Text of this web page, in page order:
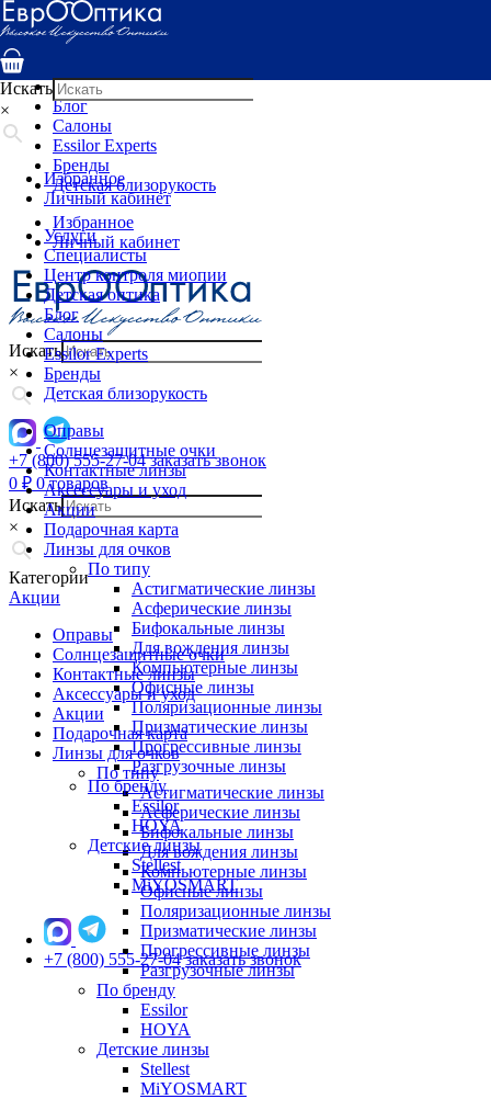
Услуги
Специалисты
Детская оптика
Блог
Салоны
Essilor Experts
Бренды
Детская близорукость
Избранное
Личный кабинет
Искать
×
+7 (800) 555-27-04 заказать звонок
0 ₽ 0 товаров
Искать
×
Категории
Акции
Оправы
Солнцезащитные очки
Контактные линзы
Аксессуары и уход
Акции
Подарочная карта
Линзы для очков
По типу
Астигматические линзы
Асферические линзы
Бифокальные линзы
Для вождения линзы
Компьютерные линзы
Офисные линзы
Поляризационные линзы
Призматические линзы
Прогрессивные линзы
Разгрузочные линзы
По бренду
Essilor
HOYA
Детские линзы
Stellest
MiYOSMART
Искать
×
Избранное
Личный кабинет
Услуги
Специалисты
Центр контроля миопии
Детская оптика
Блог
Салоны
Essilor Experts
Бренды
Детская близорукость
Оправы
Солнцезащитные очки
Контактные линзы
Аксессуары и уход
Акции
Подарочная карта
Линзы для очков
По типу
Астигматические линзы
Асферические линзы
Бифокальные линзы
Для вождения линзы
Компьютерные линзы
Офисные линзы
Поляризационные линзы
Призматические линзы
Прогрессивные линзы
Разгрузочные линзы
По бренду
Essilor
HOYA
Детские линзы
Stellest
MiYOSMART
+7 (800) 555-27-04 заказать звонок